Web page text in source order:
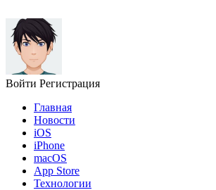
Войти Регистрация
Главная
Новости
iOS
iPhone
macOS
App Store
Технологии